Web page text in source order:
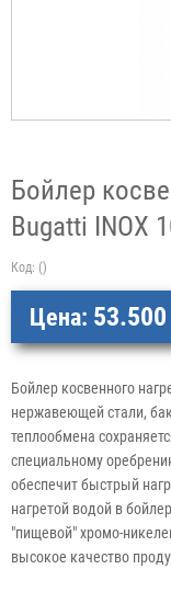
Бойлер
Bugatti INOX
Код: ()
Цена:
Бойлер косвенного
нержавеющей стали,
теплообмена
специальному
обеспечит быстрый
нагретой водой в
"пищевой" хромо-
высокое качество